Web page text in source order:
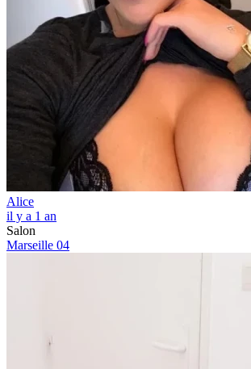
Alice
il y a 1 an
Salon
Marseille 04